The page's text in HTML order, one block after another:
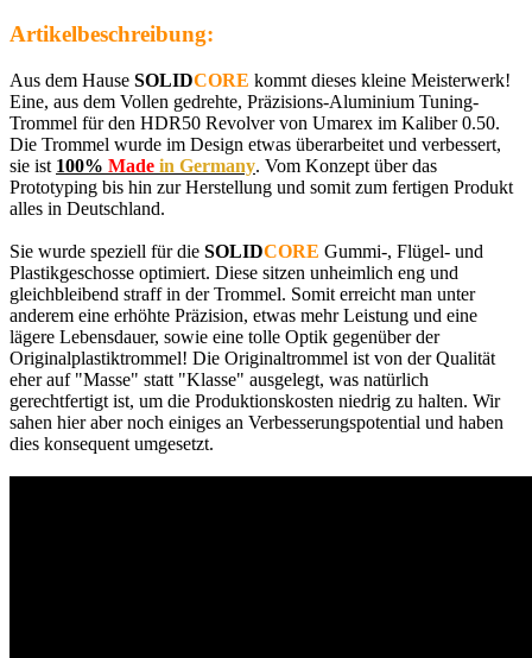
Artikelbeschreibung:
Aus dem Hause SOLIDCORE kommt dieses kleine Meisterwerk!
Eine, aus dem Vollen gedrehte, Präzisions-Aluminium Tuning-
Trommel für den HDR50 Revolver von Umarex im Kaliber 0.50.
Die Trommel wurde im Design etwas überarbeitet und verbessert,
sie ist 100% Made in Germany. Vom Konzept über das
Prototyping bis hin zur Herstellung und somit zum fertigen Produkt
alles in Deutschland.
Sie wurde speziell für die SOLIDCORE Gummi-, Flügel- und
Plastikgeschosse optimiert. Diese sitzen unheimlich eng und
gleichbleibend straff in der Trommel. Somit erreicht man unter
anderem eine erhöhte Präzision, etwas mehr Leistung und eine
lägere Lebensdauer, sowie eine tolle Optik gegenüber der
Originalplastiktrommel! Die Originaltrommel ist von der Qualität
eher auf "Masse" statt "Klasse" ausgelegt, was natürlich
gerechtfertigt ist, um die Produktionskosten niedrig zu halten. Wir
sahen hier aber noch einiges an Verbesserungspotential und haben
dies konsequent umgesetzt.